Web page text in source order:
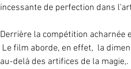
incessante de perfection dans
Derrière la compétition acharnée
au-delà des artifices de la